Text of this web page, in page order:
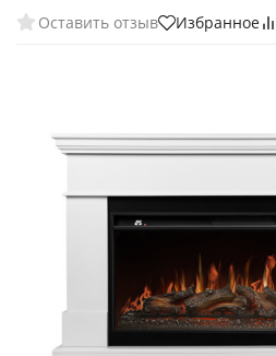
Оставить отзыв Избранное